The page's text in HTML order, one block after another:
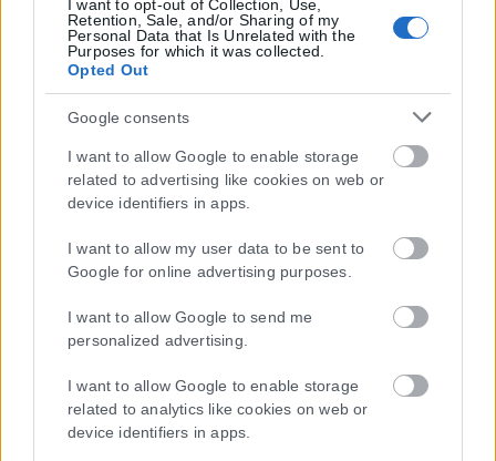
I want to opt-out of Collection, Use,
Retention, Sale, and/or Sharing of my
Personal Data that Is Unrelated with the
Purposes for which it was collected.
Opted Out
Google consents
I want to allow Google to enable storage
related to advertising like cookies on web or
device identifiers in apps.
I want to allow my user data to be sent to
Google for online advertising purposes.
I want to allow Google to send me
personalized advertising.
I want to allow Google to enable storage
related to analytics like cookies on web or
device identifiers in apps.